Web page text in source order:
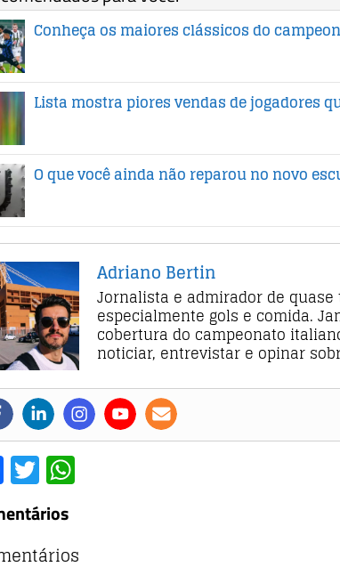
Conheça os maiores clássicos do
Lista mostra piores vendas de jogadores
O que você ainda não reparou no novo
Adriano Bertin
Jornalista e admirador de
especialmente gols e comida.
cobertura do campeonato
noticiar, entrevistar e opinar
F
a
c
e
T
w
it
tes